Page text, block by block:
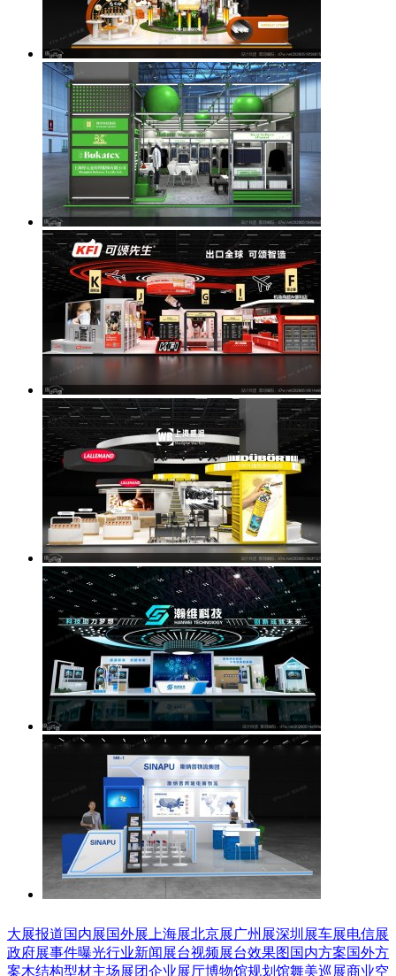
大展报道国内展国外展 上海展北京展广州展深圳展车展电信展
政府展事件曝光行业新闻 展台视频展台效果图 国内方案国外方
案木结构型材主场展团企业展厅博物馆规划馆舞美巡展商业空